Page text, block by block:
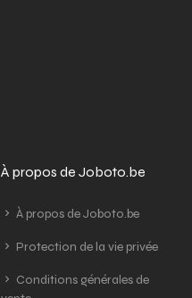
À propos de Joboto.be
À propos de Joboto.be
Protection de la vie privée
Conditions générales de